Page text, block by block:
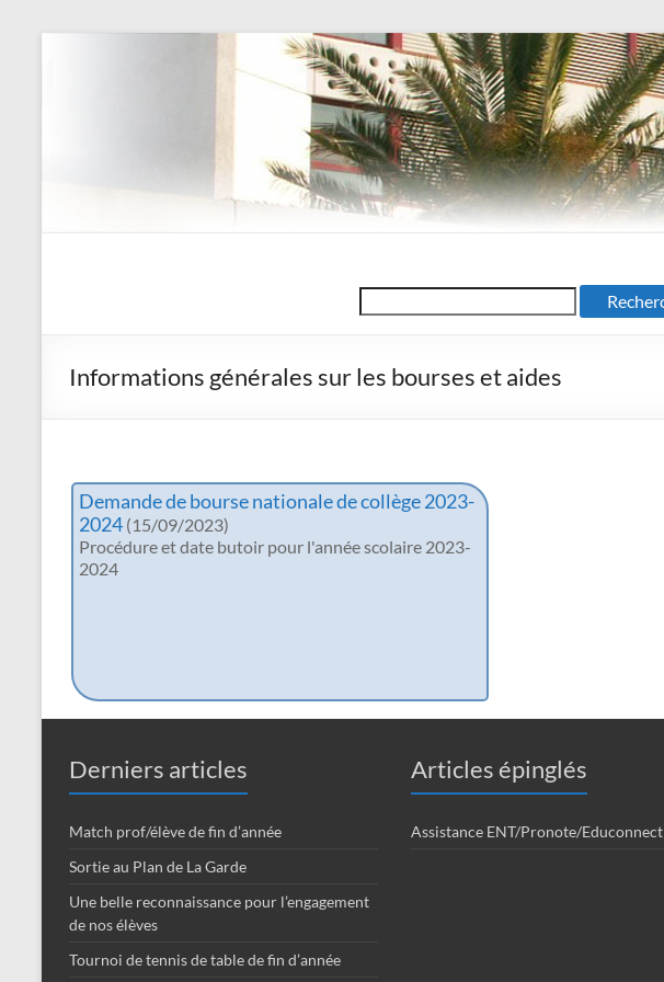
Y
Cousteau
La
Garde
Informations générales sur les bourses et aides
Demande de bourse nationale de collège 2023-
2024 (15/09/2023)
Procédure et date butoir pour l'année scolaire 2023-
2024
Derniers articles
Match prof/élève de fin d’année
Sortie au Plan de La Garde
Une belle reconnaissance pour l’engagement
de nos élèves
Tournoi de tennis de table de fin d’année
Articles épinglés
Assistance ENT/Pronote/Educonnect